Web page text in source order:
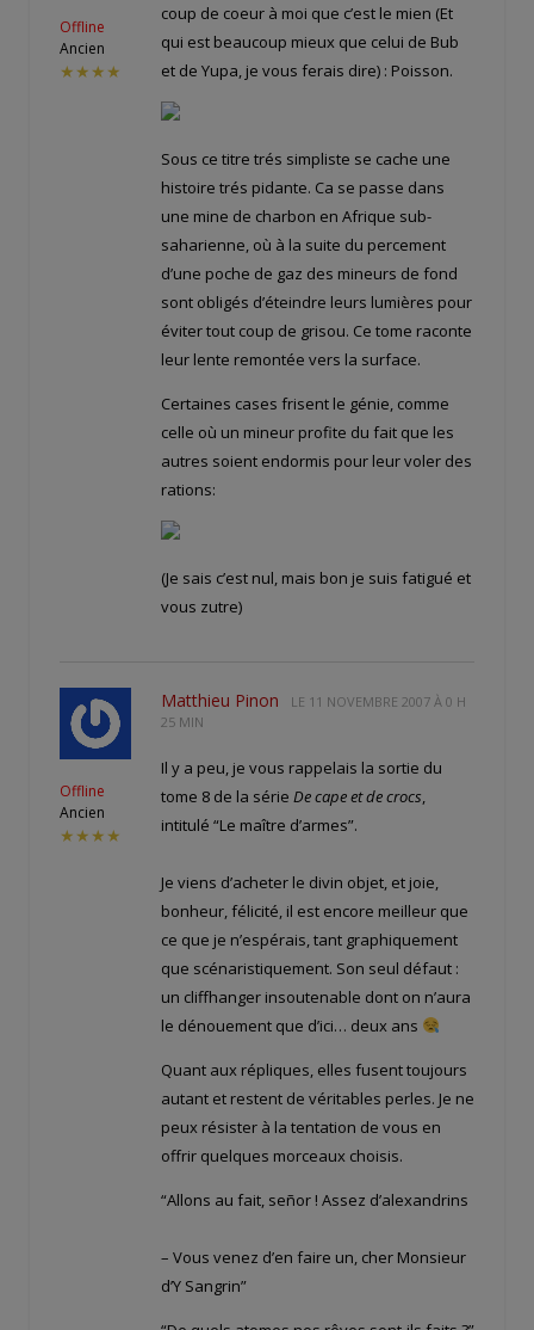
Offline
Ancien
★★★★
coup de coeur à moi que c’est le mien (Et
qui est beaucoup mieux que celui de Bub
et de Yupa, je vous ferais dire) : Poisson.
Sous ce titre trés simpliste se cache une
histoire trés pidante. Ca se passe dans
une mine de charbon en Afrique sub-
saharienne, où à la suite du percement
d’une poche de gaz des mineurs de fond
sont obligés d’éteindre leurs lumières pour
éviter tout coup de grisou. Ce tome raconte
leur lente remontée vers la surface.
Certaines cases frisent le génie, comme
celle où un mineur profite du fait que les
autres soient endormis pour leur voler des
rations:
(Je sais c’est nul, mais bon je suis fatigué et
vous zutre)
Offline
Ancien
★★★★
Matthieu Pinon LE 11 NOVEMBRE 2007 À 0 H
25 MIN
Il y a peu, je vous rappelais la sortie du
tome 8 de la série De cape et de crocs,
intitulé “Le maître d’armes”.
Je viens d’acheter le divin objet, et joie,
bonheur, félicité, il est encore meilleur que
ce que je n’espérais, tant graphiquement
que scénaristiquement. Son seul défaut :
un cliffhanger insoutenable dont on n’aura
le dénouement que d’ici… deux ans
Quant aux répliques, elles fusent toujours
autant et restent de véritables perles. Je ne
peux résister à la tentation de vous en
offrir quelques morceaux choisis.
“Allons au fait, señor ! Assez d’alexandrins
– Vous venez d’en faire un, cher Monsieur
d’Y Sangrin”